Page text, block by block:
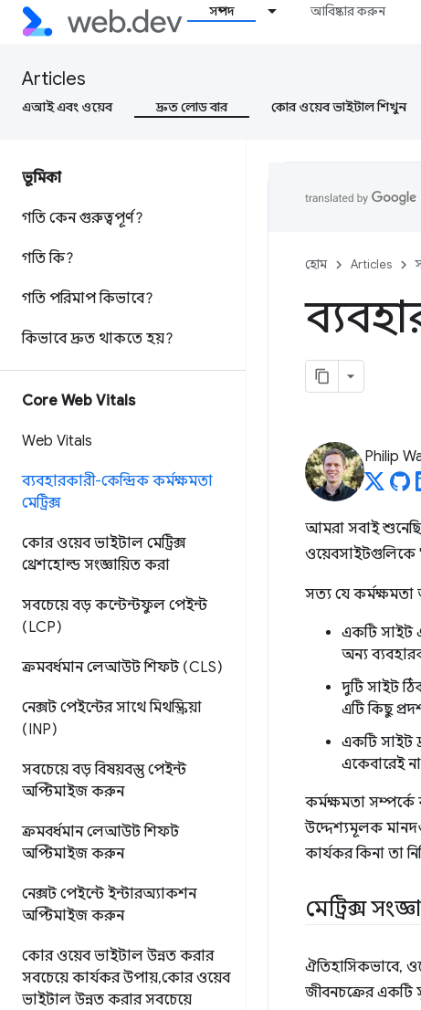
সম্পদ আবিষ্কার করুন
Articles
এআই এবং ওয়েব দ্রুত লোড বার কোর ওয়েব ভাইটাল শিখুন
ভূমিকা
গতি কেন গুরুত্বপূর্ণ?
গতি কি?
গতি পরিমাপ কিভাবে?
কিভাবে দ্রুত থাকতে হয়?
Core Web Vitals
Web Vitals
ব্যবহারকারী-কেন্দ্রিক কর্মক্ষমতা
মেট্রিক্স
কোর ওয়েব ভাইটাল মেট্রিক্স
থ্রেশহোল্ড সংজ্ঞায়িত করা
সবচেয়ে বড় কন্টেন্টফুল পেইন্ট
(LCP)
ক্রমবর্ধমান লেআউট শিফট (CLS)
নেক্সট পেইন্টের সাথে মিথস্ক্রিয়া
(INP)
সবচেয়ে বড় বিষয়বস্তু পেইন্ট
অপ্টিমাইজ করুন
ক্রমবর্ধমান লেআউট শিফট
অপ্টিমাইজ করুন
নেক্সট পেইন্টে ইন্টারঅ্যাকশন
অপ্টিমাইজ করুন
কোর ওয়েব ভাইটাল উন্নত করার
সবচেয়ে কার্যকর উপায়,কোর ওয়েব
ভাইটাল উন্নত করার সবচেয়ে
হোম Articles
Philip
আমরা সবাই শুনেছি
ওয়েবসাইটগুলিকে
সত্য যে
একটি সাইট
অন্য
দুটি সাইট
এটি কিছু
একটি সাইট
একেবারেই
কর্মক্ষমতা সম্পর্কে
উদ্দেশ্যমূলক
কার্যকর কিনা তা
মেট্রিক্স
ঐতিহাসিকভাবে,
জীবনচক্রের একটি